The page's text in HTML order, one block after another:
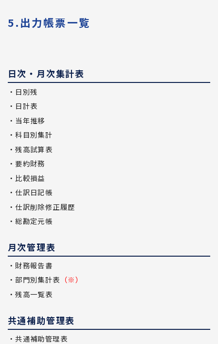
5.出力帳票一覧
日次・月次集計表
・日別残
・日計表
・当年推移
・科目別集計
・残高試算表
・要約財務
・比較損益
・仕訳日記帳
・仕訳削除修正履歴
・総勘定元帳
月次管理表
・財務報告書
・部門別集計表 （※）
・残高一覧表
共通補助管理表
・共通補助管理表